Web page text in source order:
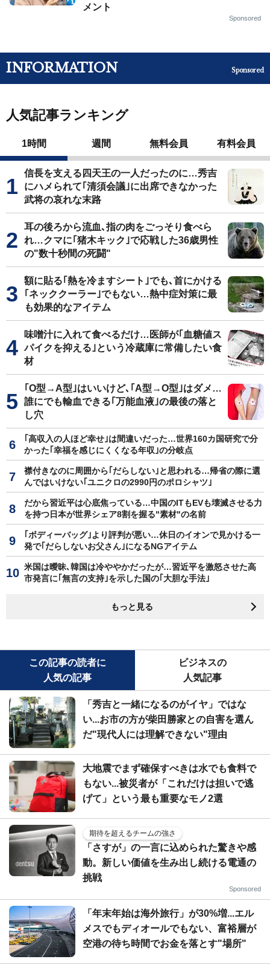
メント
Sponsored
INFORMATION Sponsored
人気記事ランキング
1時間 週間 無料会員 有料会員
信長を支える四天王の一人だったのに…秀吉
にハメられて｢清須会議｣に出席できなかった
武将の哀れな末路
耳の後ろから流血､指の肉をごっそり食べら
れ…クマに｢猪木キック｣で応戦した36歳男性
の"数十秒間の死闘"
額に貼る｢熱を冷ますシート｣でも､首にかける
｢ネッククーラー｣でもない…熱中症対策に最
も効果的なアイテム
味噌汁に入れて食べるだけ…医師が｢血糖値ス
パイクを抑える｣という冷蔵庫に常備したい食
材
｢O型→A型｣はいいけど､｢A型→O型｣はダメ…
誰にでも輸血できる｢万能血液｣の最後の落と
し穴
｢高収入の人ほど幸せ｣は間違いだった…世界160カ国研究で分
かった｢幸福を感じにくくなる年収｣の分岐点
襟付きなのに周囲から｢だらしない｣と思われる…帰省の際に選
んではいけない｢ユニクロの2990円のポロシャツ｣
だから習近平は心底焦っている…中国のITもEVも壊滅させる力
を持つ日本が世界シェア8割を握る"素材"の名前
｢ボディーバッグ｣より評判が悪い…休日のイオンで見かける一
発で｢だらしないお父さん｣になるNGアイテム
米国は曖昧､韓国は冷ややかだったが…習近平を激怒させた高
市発言に｢無言の支持｣を示した国の｢大胆な手法｣
もっと見る
この記事の読者に
人気の記事
ビジネスの
人気記事
「秀吉と一緒になるのがイヤ」ではな
い...お市の方が柴田勝家との自害を選ん
だ"現代人には理解できない"理由
大地震でまず確保すべきは水でも食料で
もない...被災者が「これだけは担いで逃
げて」という最も重要なモノ2選
期待を超えるチームの強さ
「さすが」の一言に込められた驚きや感
動。新しい価値を生み出し続ける電通の
挑戦
Sponsored
「年末年始は海外旅行」が30%増...エル
メスでもディオールでもない、富裕層が
空港の待ち時間でお金を落とす"場所"